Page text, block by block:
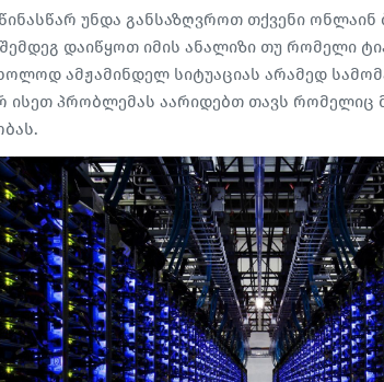
უნდა განსაზღვროთ თქვენი ონლაინ
დაიწყოთ იმის ანალიზი თუ რომელი
ამჟამინდელ სიტუაციას არამედ
ისეთ პრობლემას აარიდებთ თავს რომელიც